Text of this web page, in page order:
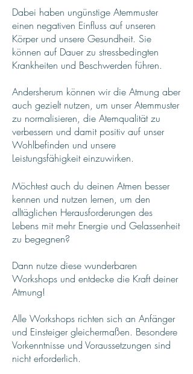
Dabei haben ungünstige Atemmuster
einen negativen Einfluss auf unseren
Körper und unsere Gesundheit. Sie
können auf Dauer zu stressbedingten
Krankheiten und Beschwerden führen.
Andersherum können wir die Atmung aber
auch gezielt nutzen, um unser Atemmuster
zu normalisieren, die Atemqualität zu
verbessern und damit positiv auf unser
Wohlbefinden und unsere
Leistungsfähigkeit einzuwirken.
Möchtest auch du deinen Atmen besser
kennen und nutzen lernen, um den
alltäglichen Herausforderungen des
Lebens mit mehr Energie und Gelassenheit
zu begegnen?
Dann nutze diese wunderbaren
Workshops und entdecke die Kraft deiner
Atmung!
Alle Workshops richten sich an Anfänger
und Einsteiger gleichermaßen. Besondere
Vorkenntnisse und Voraussetzungen sind
nicht erforderlich.